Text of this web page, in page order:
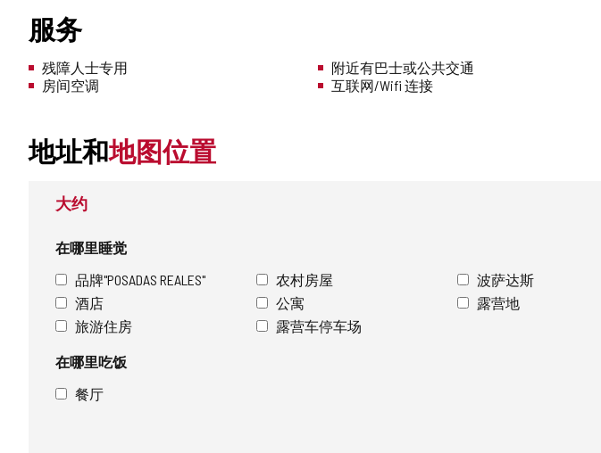
服务
残障人士专用
房间空调
附近有巴士或公共交通
互联网/Wifi 连接
地址和地图位置
大约
在哪里睡觉
品牌"POSADAS REALES"
农村房屋 波萨达斯
酒店
公寓 露营地
旅游住房
露营车停车场
在哪里吃饭
餐厅